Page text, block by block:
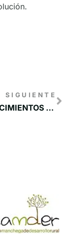
SIGUIENTE
RECONOCIMIENTOS RESERVA DE LA BIOSFERA AL COMPROMISO MEDIAMBIENTAL – Edición 2021